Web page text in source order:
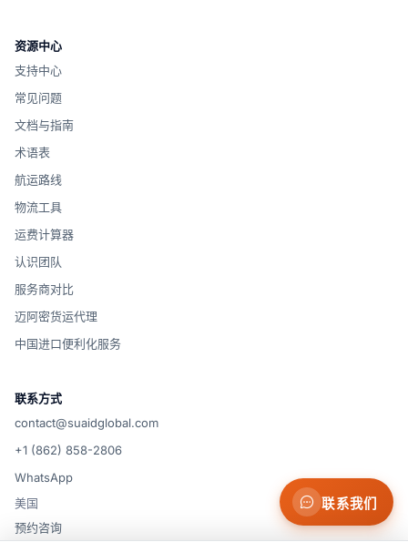
资源中心
支持中心
常见问题
文档与指南
术语表
航运路线
物流工具
运费计算器
认识团队
服务商对比
迈阿密货运代理
中国进口便利化服务
联系方式
contact@suaidglobal.com
+1 (862) 858-2806
WhatsApp
美国
预约咨询
联系我们